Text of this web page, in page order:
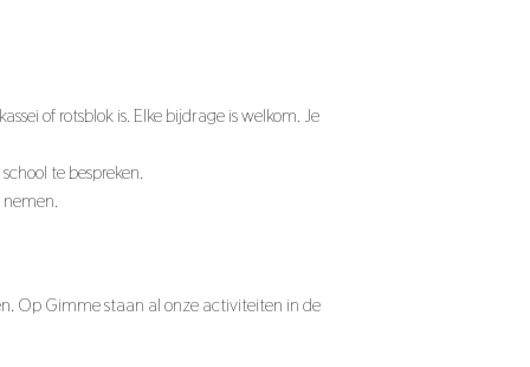
of rotsblok is. Elke bijdrage is welkom. Je
te bespreken.
Op Gimme staan al onze activiteiten in de